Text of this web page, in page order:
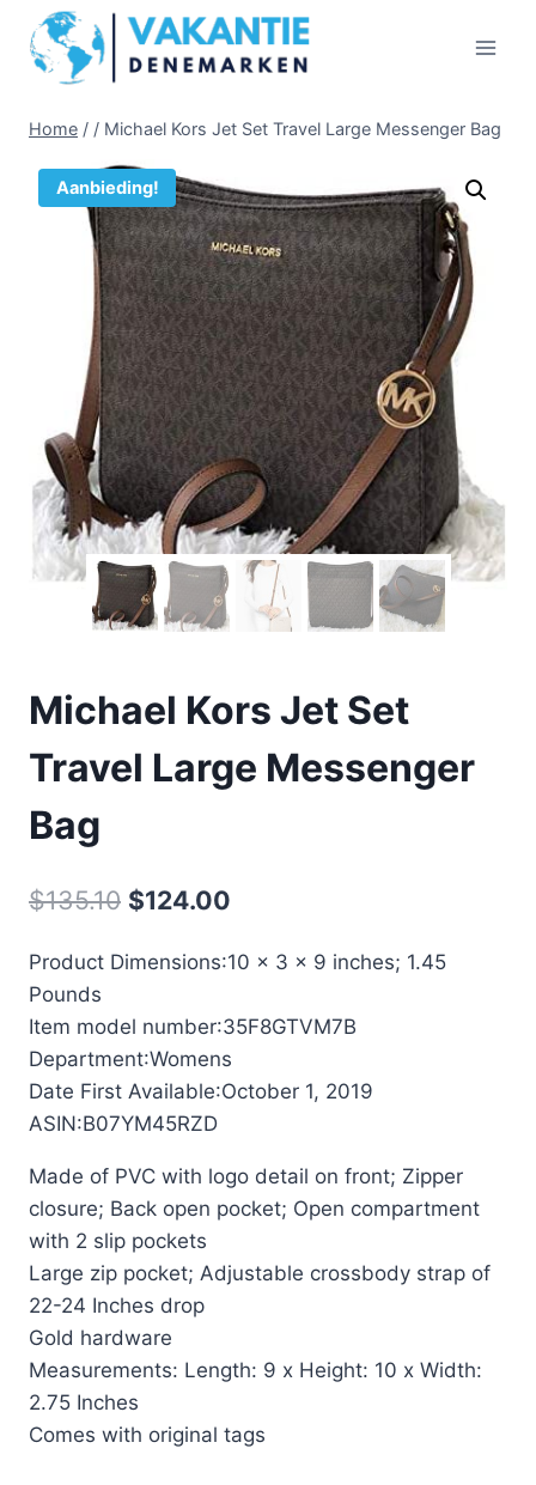
Doorgaan
naar
inhoud
Home / / Michael Kors Jet Set Travel Large Messenger Bag
Aanbieding!
Michael Kors Jet Set
Travel Large Messenger
Bag
$135.10 Oorspronkelijke
was:
$135.10.
$124.00
$124.00.
Product Dimensions‏:‎10 x 3 x 9 inches; 1.45
Pounds
Item model number‏:‎35F8GTVM7B
Department‏:‎Womens
Date First Available‏:‎October 1, 2019
ASIN‏:‎B07YM45RZD
Made of PVC with logo detail on front; Zipper
closure; Back open pocket; Open compartment
with 2 slip pockets
Large zip pocket; Adjustable crossbody strap of
22-24 Inches drop
Gold hardware
Measurements: Length: 9 x Height: 10 x Width:
2.75 Inches
Comes with original tags